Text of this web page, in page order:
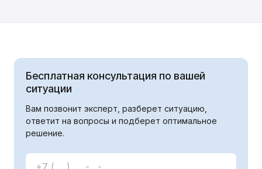
бизнеса. Многие компании обращаются к
кредит для […]
Бесплатная консультация по вашей
ситуации
Вам позвонит эксперт, разберет ситуацию,
ответит на вопросы и подберет оптимальное
решение.